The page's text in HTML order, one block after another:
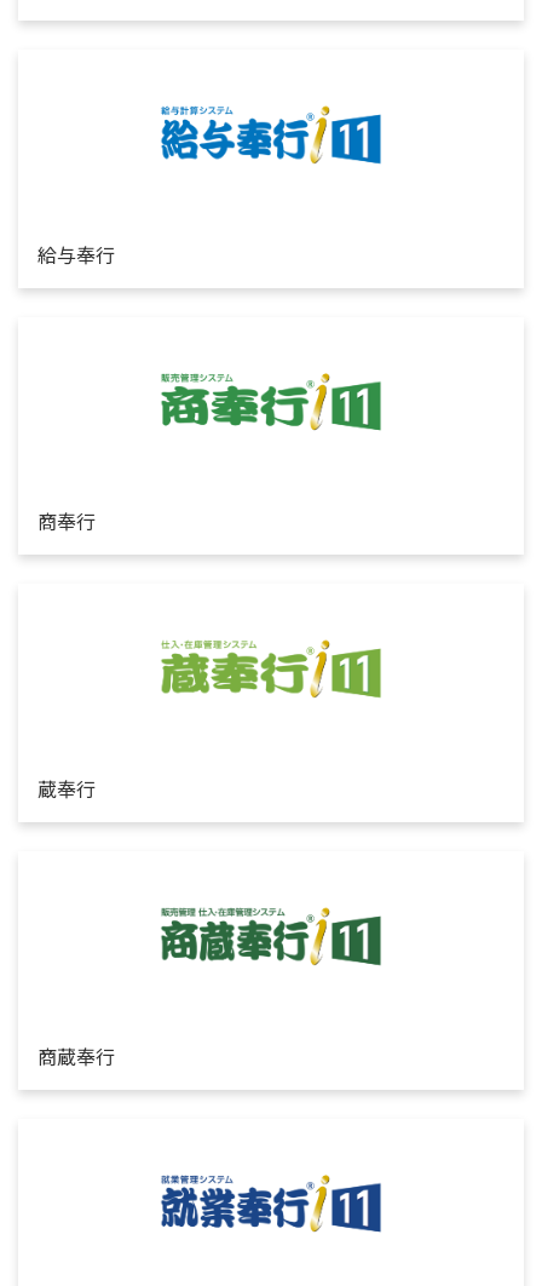
給与奉行
商奉行
蔵奉行
商蔵奉行